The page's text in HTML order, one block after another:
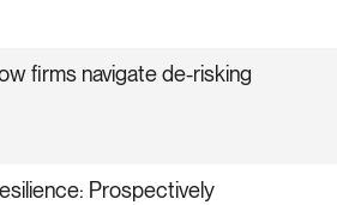
firms navigate de-risking
Prospectively